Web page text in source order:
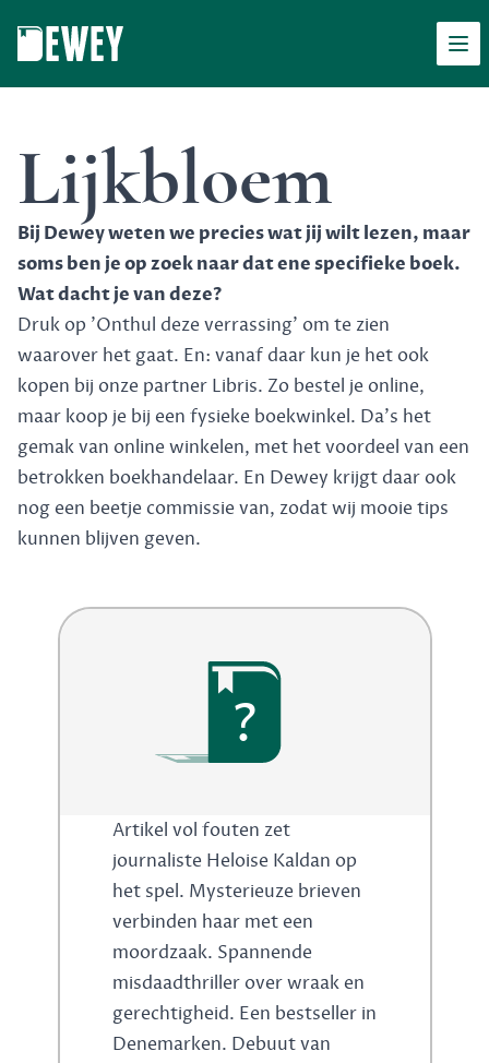
Lijkbloem
Bij Dewey weten we precies wat jij wilt lezen, maar
soms ben je op zoek naar dat ene specifieke boek.
Wat dacht je van deze?
Druk op 'Onthul deze verrassing' om te zien
waarover het gaat. En: vanaf daar kun je het ook
kopen bij onze partner Libris. Zo bestel je online,
maar koop je bij een fysieke boekwinkel. Da's het
gemak van online winkelen, met het voordeel van een
betrokken boekhandelaar. En Dewey krijgt daar ook
nog een beetje commissie van, zodat wij mooie tips
kunnen blijven geven.
?
Artikel vol fouten zet
journaliste Heloise Kaldan op
het spel. Mysterieuze brieven
verbinden haar met een
moordzaak. Spannende
misdaadthriller over wraak en
gerechtigheid. Een bestseller in
Denemarken. Debuut van